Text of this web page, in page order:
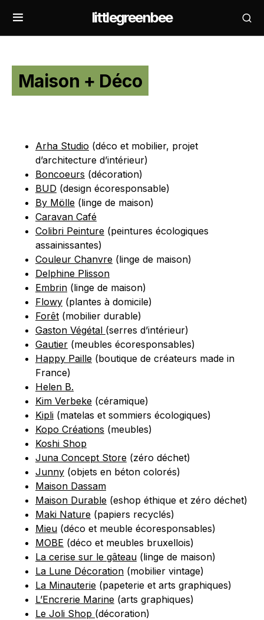
littlegreenbee
Maison + Déco
Arha Studio (déco et mobilier, projet
d’architecture d’intérieur)
Boncoeurs (décoration)
BUD (design écoresponsable)
By Mölle (linge de maison)
Caravan Café
Colibri Peinture (peintures écologiques
assainissantes)
Couleur Chanvre (linge de maison)
Delphine Plisson
Embrin (linge de maison)
Flowy (plantes à domicile)
Forêt (mobilier durable)
Gaston Végétal (serres d’intérieur)
Gautier (meubles écoresponsables)
Happy Paille (boutique de créateurs made in
France)
Helen B.
Kim Verbeke (céramique)
Kipli (matelas et sommiers écologiques)
Kopo Créations (meubles)
Koshi Shop
Juna Concept Store (zéro déchet)
Junny (objets en béton colorés)
Maison Dassam
Maison Durable (eshop éthique et zéro déchet)
Maki Nature (papiers recyclés)
Mieu (déco et meuble écoresponsables)
MOBE (déco et meubles bruxellois)
La cerise sur le gâteau (linge de maison)
La Lune Décoration (mobilier vintage)
La Minauterie (papeterie et arts graphiques)
L’Encrerie Marine (arts graphiques)
Le Joli Shop (décoration)